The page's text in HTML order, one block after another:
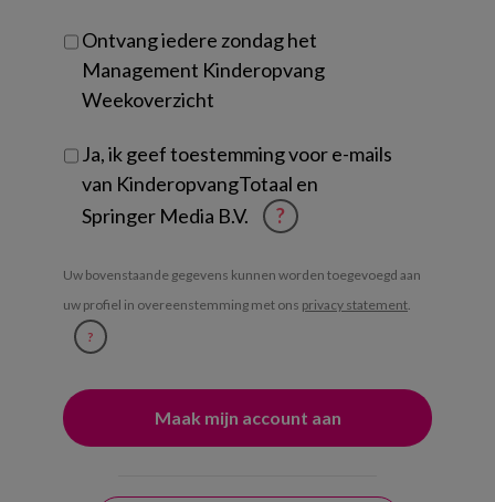
Ontvang iedere zondag het
Management Kinderopvang
Weekoverzicht
Ja, ik geef toestemming voor e-mails
van KinderopvangTotaal en
Springer Media B.V.
?
Uw bovenstaande gegevens kunnen worden toegevoegd aan
uw profiel in overeenstemming met ons privacy statement
?